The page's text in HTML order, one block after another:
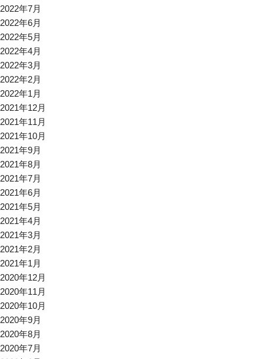
2022年7月
2022年6月
2022年5月
2022年4月
2022年3月
2022年2月
2022年1月
2021年12月
2021年11月
2021年10月
2021年9月
2021年8月
2021年7月
2021年6月
2021年5月
2021年4月
2021年3月
2021年2月
2021年1月
2020年12月
2020年11月
2020年10月
2020年9月
2020年8月
2020年7月